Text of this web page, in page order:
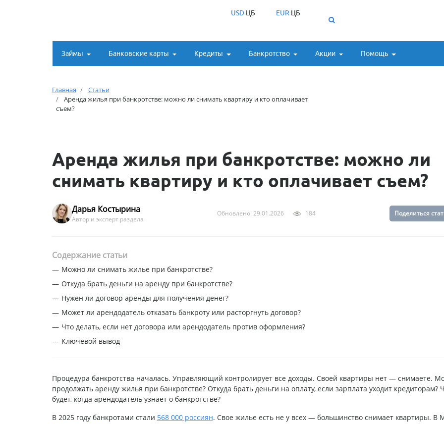
USDЦБ EUR ЦБ
Займы Банковские карты Кредиты Банкротство Акции Помощь
Главная
Статьи
Аренда жилья при банкротстве: можно ли снимать квартиру и кто оплачивает
съем?
Аренда жилья при банкротстве: можно ли
снимать квартиру и кто оплачивает съем?
Дарья Костырина
Автор и эксперт раздела
Обновлено: 29.01.2026 184 Поделиться
Содержание статьи
Можно ли снимать жилье при банкротстве?
Откуда брать деньги на аренду при банкротстве?
Нужен ли договор аренды для получения денег?
Может ли арендодатель отказать банкроту или расторгнуть договор?
Что делать, если нет договора или арендодатель против оформления?
Ключевой вывод
Процедура банкротства началась. Управляющий контролирует все доходы. Своей квартиры нет — снимаете.
продолжать аренду жилья при банкротстве? Откуда брать деньги на оплату, если зарплата уходит кредиторам?
будет, когда арендодатель узнает о банкротстве?
В 2025 году банкротами стали 568 000 россиян. Свое жилье есть не у всех — большинство снимает квартиры. В